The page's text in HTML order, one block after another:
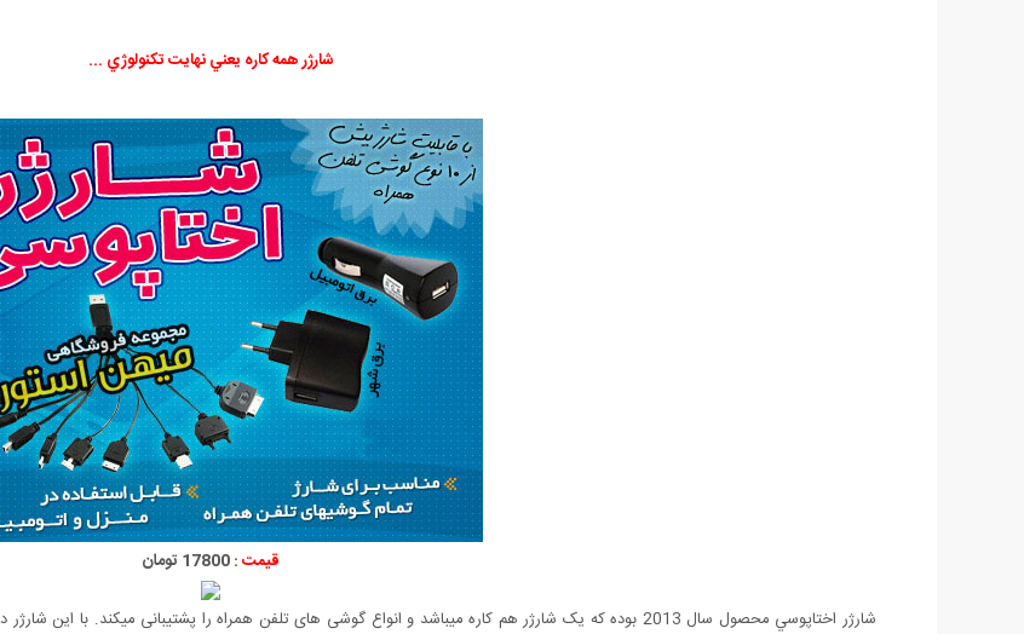
شارژر همه كاره يعني نهايت تكنولوژي ...
قیمت :17800 تومان
شارژر اختاپوسي محصول سال 2013 بوده که یک شارژر هم کاره میباشد و انواع گوشی های تلفن همراه را پشتیبانی